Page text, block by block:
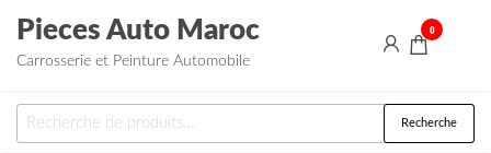
Aller au contenu
Pieces Auto Maroc
Carrosserie et Peinture Automobile
0
Recherche pour : Recherche